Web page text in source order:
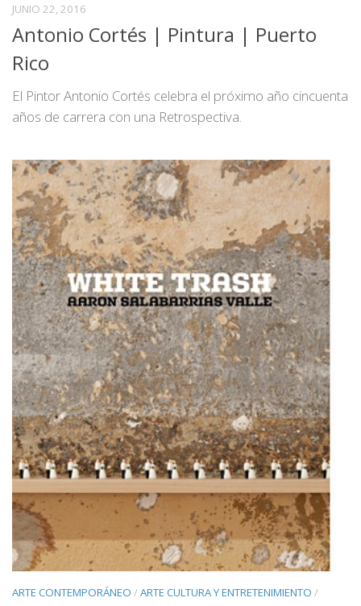
JUNIO 22, 2016
Antonio Cortés | Pintura | Puerto
Rico
El Pintor Antonio Cortés celebra el próximo año cincuenta
años de carrera con una Retrospectiva.
ARTE CONTEMPORÁNEO /ARTE CULTURA Y ENTRETENIMIENTO /